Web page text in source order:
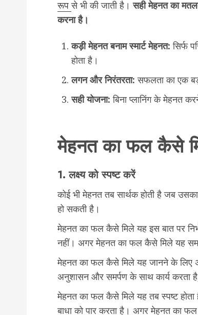
रूपसे भी की जाती है।सही मेहनत का
करना है।
कड़ी मेहनत बनाम स्मार्ट मेहनत: सिर्फ
होता है।
लगन और निरंतरता: सफलता का एक
सही योजना: बिना प्लानिंग के मेहनत
मेहनत का फल कैसे
1. लक्ष्य को स्पष्ट करें
कोई भी मेहनत तब सार्थक होती है जब
हो सकती है।
मेहनत का फल कैसे मिले यह इस बात पर
नहीं। अगर मेहनत का फल कैसे मिले यह
मेहनत का फल कैसे मिले यह जानने के लिए
अनुशासन और समर्पण के साथ कार्य करता
मेहनत का फल कैसे मिले यह तब स्पष्ट होता
बाधा को पार करता है। अगर मेहनत का